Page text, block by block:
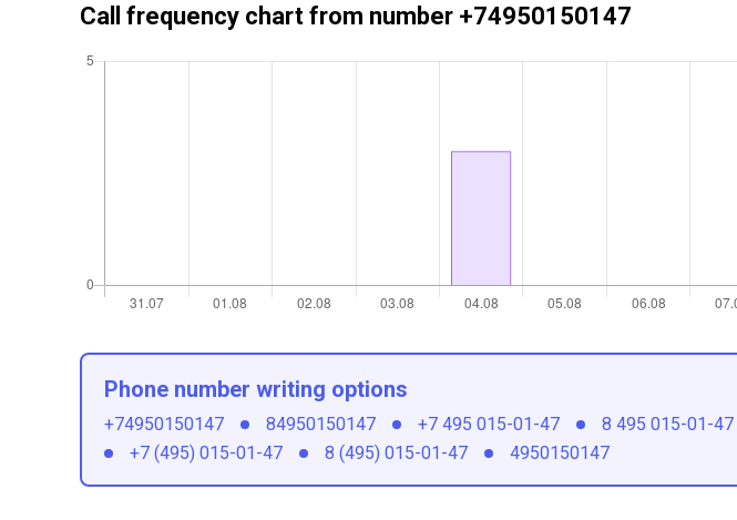
Call frequency chart from number +74950150147
Phone number writing options
+74950150147 84950150147 +7 495 015-01-47
8 495 015-01-47
+7 (495) 015-01-47
8 (495) 015-01-47 4950150147